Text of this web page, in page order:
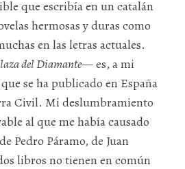
que escribía en un catalán
hermosas y duras como
en las letras actuales.
del Diamante— es, a mi
se ha publicado en España
Civil. Mi deslumbramiento
al que me había causado
Pedro Páramo, de Juan
libros no tienen en común